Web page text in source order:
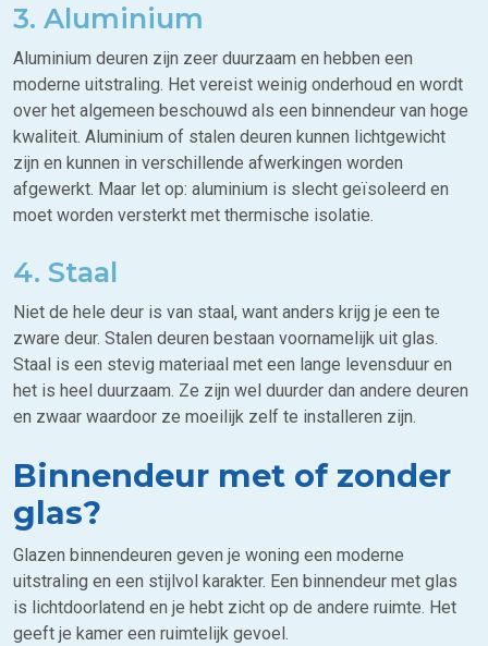
3. Aluminium
Aluminium deuren zijn zeer duurzaam en hebben een
moderne uitstraling. Het vereist weinig onderhoud en wordt
over het algemeen beschouwd als een binnendeur van hoge
kwaliteit. Aluminium of stalen deuren kunnen lichtgewicht
zijn en kunnen in verschillende afwerkingen worden
afgewerkt. Maar let op: aluminium is slecht geïsoleerd en
moet worden versterkt met thermische isolatie.
4. Staal
Niet de hele deur is van staal, want anders krijg je een te
zware deur. Stalen deuren bestaan voornamelijk uit glas.
Staal is een stevig materiaal met een lange levensduur en
het is heel duurzaam. Ze zijn wel duurder dan andere deuren
en zwaar waardoor ze moeilijk zelf te installeren zijn.
Binnendeur met of zonder
glas?
Glazen binnendeuren geven je woning een moderne
uitstraling en een stijlvol karakter. Een binnendeur met glas
is lichtdoorlatend en je hebt zicht op de andere ruimte. Het
geeft je kamer een ruimtelijk gevoel.